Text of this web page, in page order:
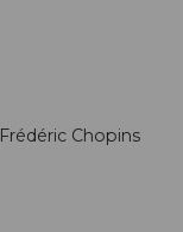
Chopins